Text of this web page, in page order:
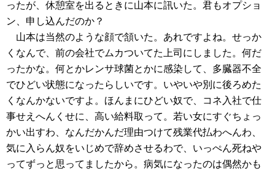
ったが、休憩室を出るときに山本に訊いた。君もオプショ
ン、申し込んだのか？
山本は当然のような顔で頷いた。あれですよね。せっか
くなんで、前の会社でムカついてた上司にしました。何だ
ったかな。何とかレンサ球菌とかに感染して、多臓器不全
でひどい状態になったらしいです。いやいや別に後ろめた
くなんかないですよ。ほんまにひどい奴で、コネ入社で仕
事せえへんくせに、高い給料取って。若い女にすぐちょっ
かい出すわ、なんだかんだ理由つけて残業代払わへんわ、
気に入らん奴をいじめで辞めさせるわで、いっぺん死ねや
ってずっと思ってましたから。病気になったのは偶然かも